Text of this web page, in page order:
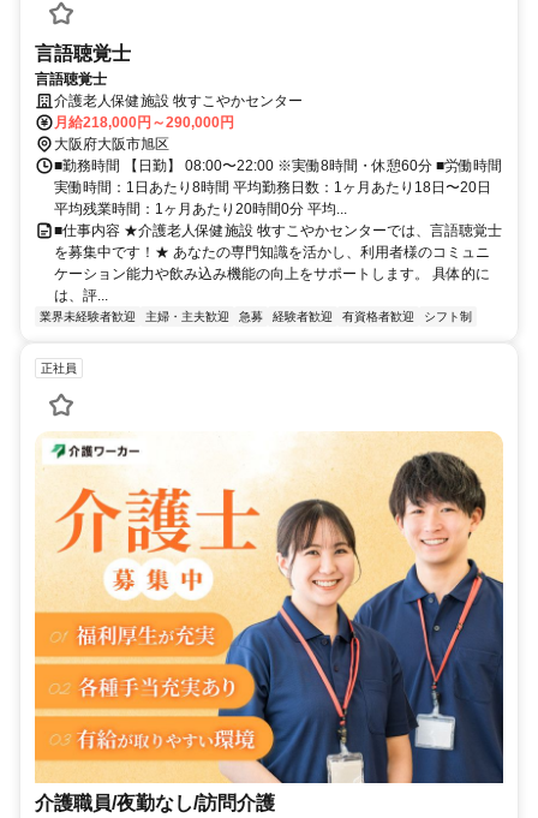
言語聴覚士
言語聴覚士
介護老人保健施設 牧すこやかセンター
月給218,000円～290,000円
大阪府大阪市旭区
■勤務時間 【日勤】 08:00〜22:00 ※実働8時間・休憩60分 ■労働時間
実働時間：1日あたり8時間 平均勤務日数：1ヶ月あたり18日〜20日
平均残業時間：1ヶ月あたり20時間0分 平均...
■仕事内容 ★介護老人保健施設 牧すこやかセンターでは、言語聴覚士
を募集中です！★ あなたの専門知識を活かし、利用者様のコミュニ
ケーション能力や飲み込み機能の向上をサポートします。 具体的に
は、評...
業界未経験者歓迎 主婦・主夫歓迎 急募 経験者歓迎 有資格者歓迎 シフト制
正社員
介護職員/夜勤なし/訪問介護